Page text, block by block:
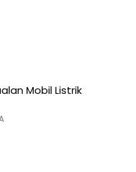
Mobil Listrik